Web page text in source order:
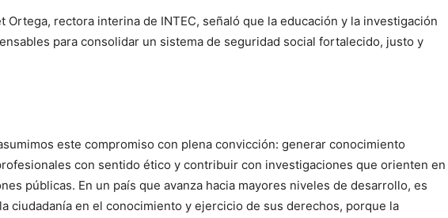
Ortega, rectora interina de INTEC, señaló que la educación y la investigación
para consolidar un sistema de seguridad social fortalecido, justo y
este compromiso con plena convicción: generar conocimiento
con sentido ético y contribuir con investigaciones que orienten en
públicas. En un país que avanza hacia mayores niveles de desarrollo, es
ciudadanía en el conocimiento y ejercicio de sus derechos, porque la